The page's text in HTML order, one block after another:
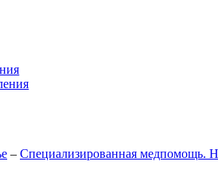
– Специализированная медпомощь.